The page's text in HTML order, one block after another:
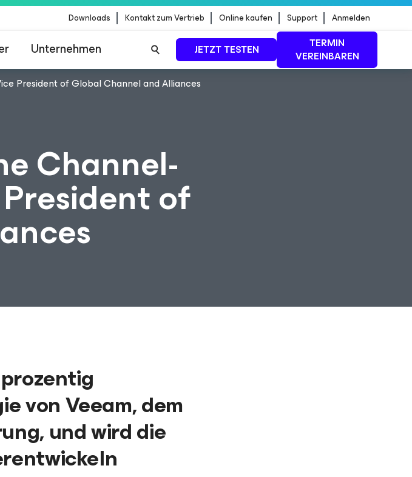
Downloads Kontakt zum Vertrieb Online kaufen Support Anmelden
Unternehmen JETZT TESTEN
TERMIN
VEREINBAREN
President of Global Channel and Alliances
Channel-
of
von Veeam, dem
und wird die